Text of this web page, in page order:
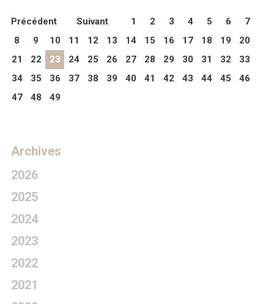
Précédent Suivant 1 2 3 4 5 6
7
8
9 10 11 12 13 14 15 16 17 18 19
20
21
22 23 24 25 26 27 28 29 30 31 32
33
34
35 36 37 38 39 40 41 42 43 44 45
46
47
48 49
Archives
2026
2025
2024
2023
2022
2021